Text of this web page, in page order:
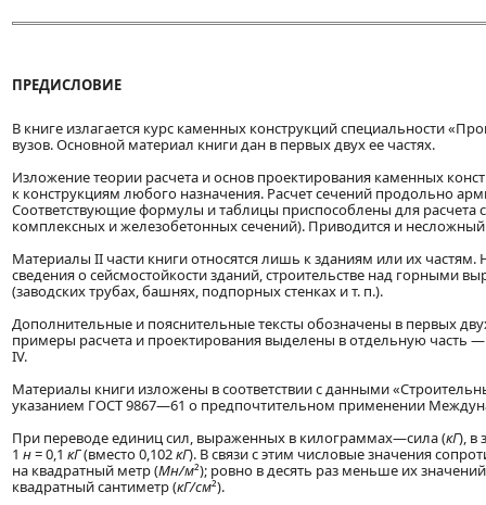
ПРЕДИСЛОВИЕ
В книге излагается курс каменных конструкций специальности
вузов. Основной материал книги дан в первых двух ее частях.
Изложение теории расчета и основ проектирования каменных
к конструкциям любого назначения. Расчет сечений продольно
Соответствующие формулы и таблицы приспособлены для
комплексных и железобетонных сечений). Приводится и несложный
Материалы II части книги относятся лишь к зданиям или их
сведения о сейсмостойкости зданий, строительстве над горными
(заводских трубах, башнях, подпорных стенках и т. п.).
Дополнительные и пояснительные тексты обозначены в первых
примеры расчета и проектирования выделены в отдельную часть
IV.
Материалы книги изложены в соответствии с данными
указанием ГОСТ 9867—61 о предпочтительном применении
При переводе единиц сил, выраженных в килограммах—сила (кГ), в
1 н= 0,1 кГ(вместо 0,102кГ). В связи с этим числовые значения
на квадратный метр (Мн/м²); ровно в десять раз меньше их
квадратный сантиметр (кГ/см²).